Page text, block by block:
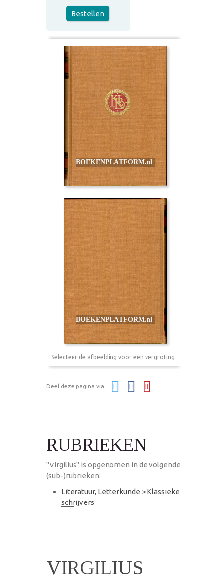
Bestellen
Selecteer de afbeelding voor een vergroting
Deel deze pagina via:
RUBRIEKEN
"Virgilius" is opgenomen in de volgende
(sub-)rubrieken:
Literatuur, Letterkunde > Klassieke
schrijvers
VIRGILIUS